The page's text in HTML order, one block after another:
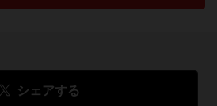
シェアする